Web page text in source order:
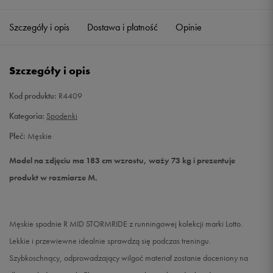
L Powiadom o dostępności
XXL
Szczegóły i opis Dostawa i płatność Opinie
Szczegóły i opis
Kod produktu: R4409
Kategoria: Spodenki
Płeć: Męskie
Model na zdjęciu ma 183 cm wzrostu, waży 73 kg i prezentuje
produkt w rozmiarze M.
Męskie spodnie R MID STORMRIDE z runningowej kolekcji marki Lotto.
Lekkie i przewiewne idealnie sprawdzą się podczas treningu.
Szybkoschnący, odprowadzający wilgoć materiał zostanie doceniony na